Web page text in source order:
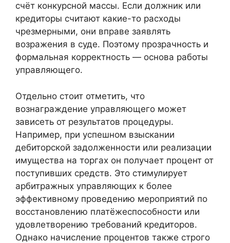
счёт конкурсной массы. Если должник или
кредиторы считают какие-то расходы
чрезмерными, они вправе заявлять
возражения в суде. Поэтому прозрачность и
формальная корректность — основа работы
управляющего.
Отдельно стоит отметить, что
вознаграждение управляющего может
зависеть от результатов процедуры.
Например, при успешном взыскании
дебиторской задолженности или реализации
имущества на торгах он получает процент от
поступивших средств. Это стимулирует
арбитражных управляющих к более
эффективному проведению мероприятий по
восстановлению платёжеспособности или
удовлетворению требований кредиторов.
Однако начисление процентов также строго